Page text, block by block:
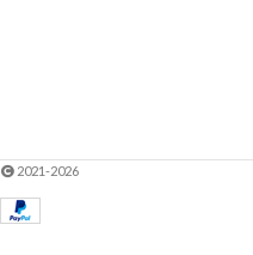
2021-2026